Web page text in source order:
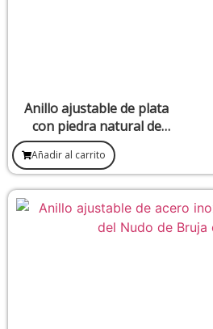
Anillo ajustable de plata
con piedra natural de
esmeralda (11 x 11 mm)
Añadir al carrito